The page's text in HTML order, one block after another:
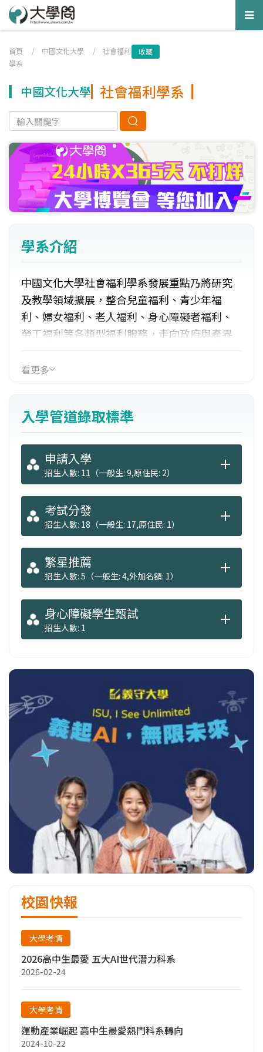
首頁 / 中國文化大學 / 社會福利
學系
收藏
中國文化大學 社會福利學系
學系介紹
中國文化大學社會福利學系發展重點乃將研究
及教學領域擴展，整合兒童福利、青少年福
利、婦女福利、老人福利、身心障礙者福利、
勞工福利等各類型福利服務，走向政府與產界
劃方面，分為二大學群：社會福利政策與組織
工作師考照資格；另亦與大眾傳播科系開設非
營利組織與傳播學分學程提供學生興趣選修。
看更多
入學管道錄取標準
申請入學
招生人數: 11（一般生: 9,原住民: 2）
考試分發
招生人數: 18（一般生: 17,原住民: 1）
繁星推薦
招生人數: 5（一般生: 4,外加名額: 1）
身心障礙學生甄試
招生人數: 1
校園快報
大學考情
2026高中生最愛 五大AI世代潛力科系
2026-02-24
大學考情
運動產業崛起 高中生最愛熱門科系轉向
2024-10-22